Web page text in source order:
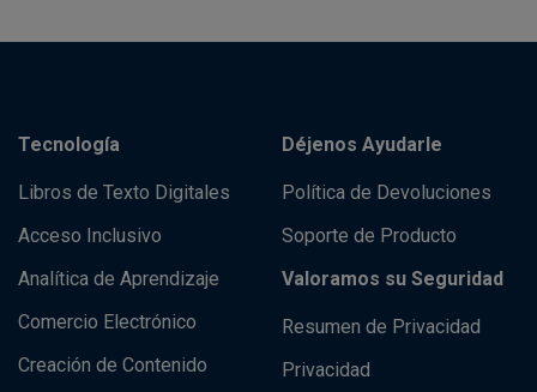
Tecnología
Libros de Texto Digitales
Acceso Inclusivo
Analítica de Aprendizaje
Comercio Electrónico
Creación de Contenido
Déjenos Ayudarle
Política de Devoluciones
Soporte de Producto
Valoramos su Seguridad
Resumen de Privacidad
Privacidad